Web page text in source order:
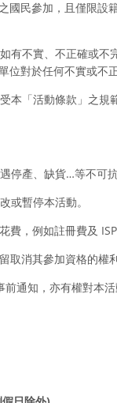
國民參加，且僅限
有不實、不正確或
對於任何不實或不
本「活動條款」之
停產、缺貨…等不
或暫停本活動。
，例如註冊費及
消其參加資格的權利
通知，亦有權對本活